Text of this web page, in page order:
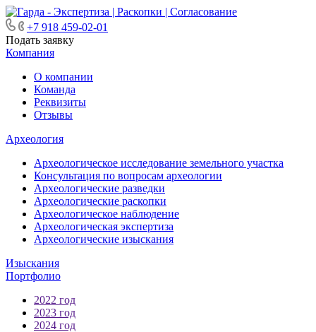
+7 918 459-02-01
Подать заявку
Компания
О компании
Команда
Реквизиты
Отзывы
Археология
Археологическое исследование земельного участка
Консультация по вопросам археологии
Археологические разведки
Археологические раскопки
Археологическое наблюдение
Археологическая экспертиза
Археологические изыскания
Изыскания
Портфолио
2022 год
2023 год
2024 год